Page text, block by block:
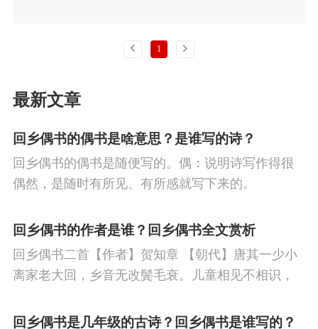
1
下一页
最新文章
回乡偶书的偶书是啥意思？是谁写的诗？
回乡偶书的偶书是随便写的。偶：说明诗写作得很
偶然，是随时有所见、有所感就写下来的。
回乡偶书的作者是谁？回乡偶书全文赏析
回乡偶书二首【作者】贺知章 【朝代】唐其一少小
离家老大回，乡音无改鬓毛衰。儿童相见不相识，
半消磨。惟有门前镜湖水，春风不改旧时波。
回乡偶书是几年级的古诗？回乡偶书是谁写的？